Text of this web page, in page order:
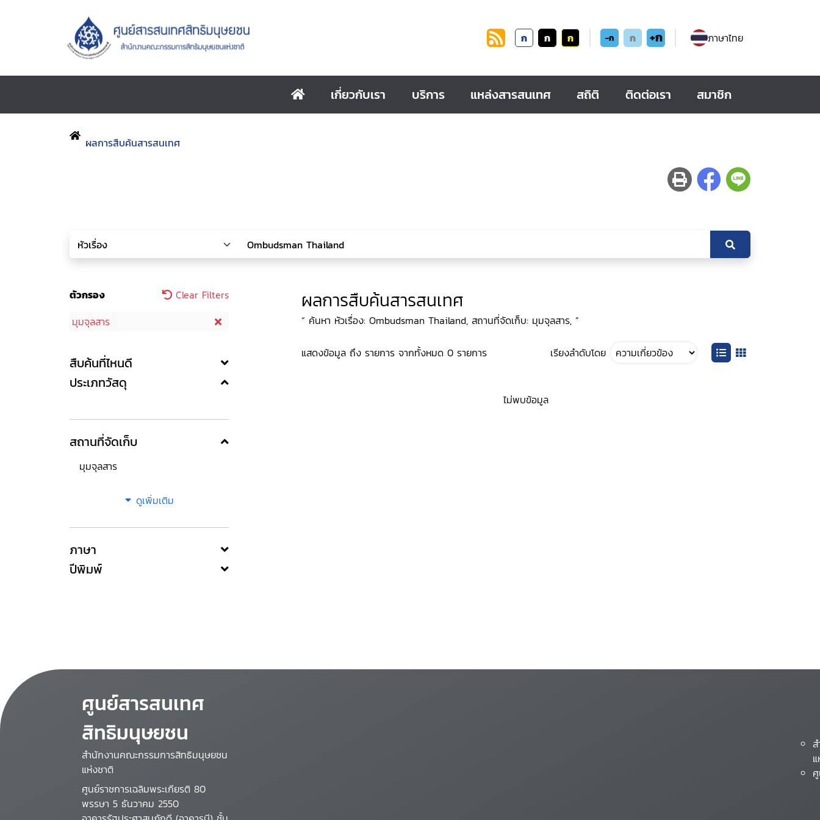
ก ก ก -ก ก +ก ภาษาไทย
เกี่ยวกับเรา บริการ แหล่งสารสนเทศ สถิติ ติดต่อเรา สมาชิก
ผลการสืบค้นสารสนเทศ
ตัวกรอง
Clear Filters
มุมจุลสาร
สืบค้นที่ไหนดี
ประเภทวัสดุ
สถานที่จัดเก็บ
มุมจุลสาร
ดูเพิ่มเติม
ภาษา
ปีพิมพ์
ผลการสืบค้นสารสนเทศ
“ ค้นหา หัวเรื่อง: Ombudsman Thailand, สถานที่จัดเก็บ: มุมจุลสาร, ”
แสดงข้อมูล ถึง รายการ จากทั้งหมด 0 รายการ เรียงลำดับโดย
ไม่พบข้อมูล
ศูนย์สารสนเทศ
สิทธิมนุษยชน
สำนักงานคณะกรรมการสิทธิมนุษยชน
แห่งชาติ
ศูนย์ราชการเฉลิมพระเกียรติ 80
พรรษา 5 ธันวาคม 2550